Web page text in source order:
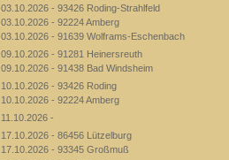
03.10.2026 - 93426 Roding-Strahlfeld
03.10.2026 - 92224 Amberg
03.10.2026 - 91639 Wolframs-Eschenbach
09.10.2026 - 91281 Heinersreuth
09.10.2026 - 91438 Bad Windsheim
10.10.2026 - 93426 Roding
10.10.2026 - 92224 Amberg
11.10.2026 -
17.10.2026 - 86456 Lützelburg
17.10.2026 - 93345 Großmuß